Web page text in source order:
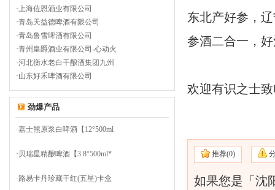
·上海佐恩酒业有限公司
·青岛天益德啤酒有限公司
·青岛鲁雪啤酒有限公司
·青州皇爵酒业有限公司-心动火
·河北衡水老白干酿酒集团九州
·山东好禾啤酒有限公司
劲爆产品
·嘉士熊原浆白啤酒【12°500ml
· 贝瑞星精酿啤酒【3.8°500ml*
·路易卡丹珍藏干红(五星)卡盒
东北产好参，
参酒二合一，
欢迎有识之士
推荐(0)
如果您是「沈